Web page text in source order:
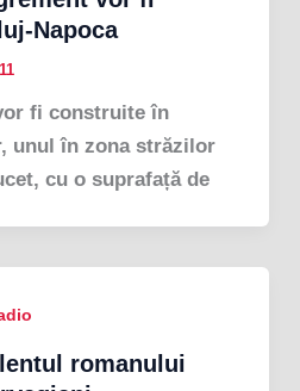
Napoca
fi construite în
unul în zona străzilor
cu o suprafață de
romanului